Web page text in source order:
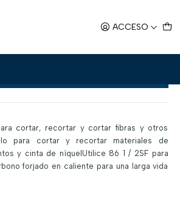
ACCESO
cortar, recortar y cortar fibras y otros
para cortar y recortar materiales de
y cinta de níquelUtilice 86 1 / 2SF para
forjado en caliente para una larga vida